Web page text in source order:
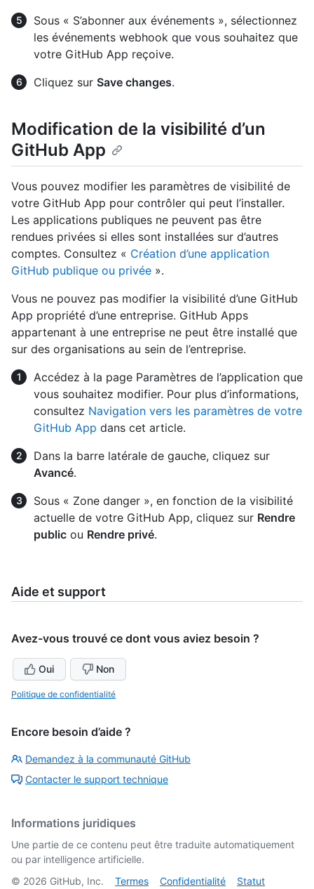
Sous « S’abonner aux événements », sélectionnez
les événements webhook que vous souhaitez que
votre GitHub App reçoive.
Cliquez sur Save changes.
Modification de la visibilité d’un
GitHub App
Vous pouvez modifier les paramètres de visibilité de
votre GitHub App pour contrôler qui peut l’installer.
Les applications publiques ne peuvent pas être
rendues privées si elles sont installées sur d’autres
comptes. Consultez « Création d’une application
GitHub publique ou privée ».
Vous ne pouvez pas modifier la visibilité d’une GitHub
App propriété d’une entreprise. GitHub Apps
appartenant à une entreprise ne peut être installé que
sur des organisations au sein de l’entreprise.
Accédez à la page Paramètres de l’application que
vous souhaitez modifier. Pour plus d’informations,
consultez Navigation vers les paramètres de votre
GitHub App dans cet article.
Dans la barre latérale de gauche, cliquez sur
Avancé.
Sous « Zone danger », en fonction de la visibilité
actuelle de votre GitHub App, cliquez sur Rendre
public ou Rendre privé.
Aide et support
Avez-vous trouvé ce dont vous aviez besoin ?
Oui Non
Politique de confidentialité
Encore besoin d’aide ?
Demandez à la communauté GitHub
Contacter le support technique
Informations juridiques
Une partie de ce contenu peut être traduite automatiquement
ou par intelligence artificielle.
© 2026 GitHub, Inc. Termes Confidentialité Statut